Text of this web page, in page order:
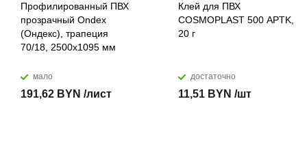
Профилированный ПВХ
прозрачный Ondex
(Ондекс), трапеция
70/18, 2500х1095 мм
мало
191,62 BYN /лист
Клей для ПВХ
COSMOPLAST 500 APTK,
20 г
достаточно
11,51 BYN /шт